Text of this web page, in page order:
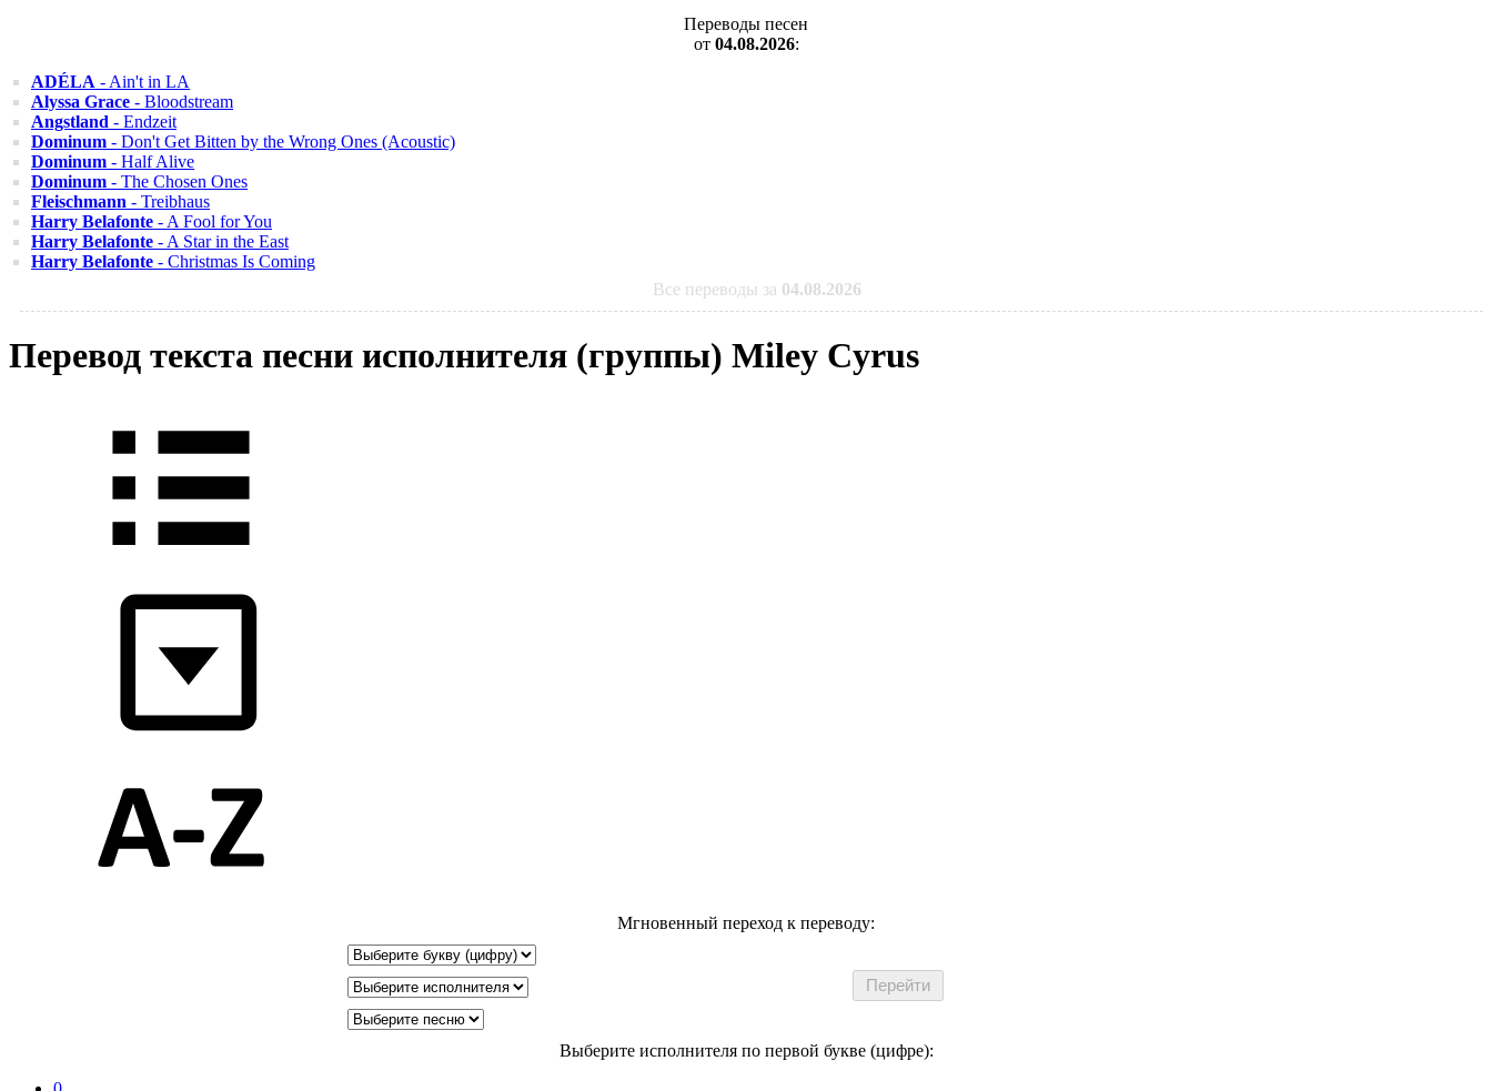
Переводы песен
от 04.08.2026:
ADÉLA - Ain't in LA
Alyssa Grace - Bloodstream
Angstland - Endzeit
Dominum - Don't Get Bitten by the Wrong Ones (Acoustic)
Dominum - Half Alive
Dominum - The Chosen Ones
Fleischmann - Treibhaus
Harry Belafonte - A Fool for You
Harry Belafonte - A Star in the East
Harry Belafonte - Christmas Is Coming
Все переводы за 04.08.2026
Перевод текста песни исполнителя (группы) Miley Cyrus
Мгновенный переход к переводу:
Выберите исполнителя по первой букве (цифре):